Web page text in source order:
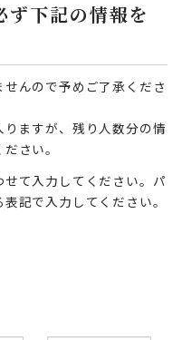
下記の情報を
んので予めご了承くださ
ますが、残り人数分の情
さい。
て入力してください。パ
記で入力してください。